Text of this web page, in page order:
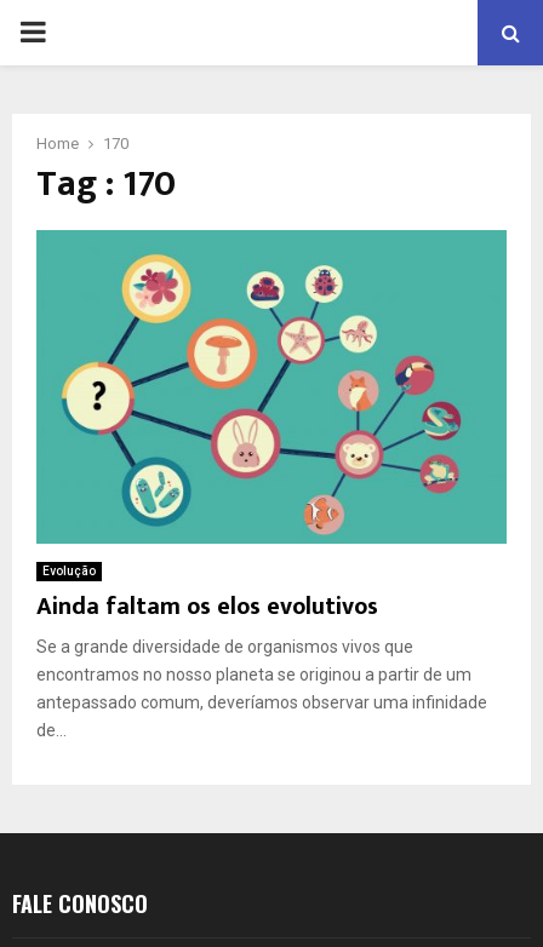
PRIMARY
Home 170
Tag : 170
Evolução
Ainda faltam os elos evolutivos
Se a grande diversidade de organismos vivos que
encontramos no nosso planeta se originou a partir de um
antepassado comum, deveríamos observar uma infinidade
de...
FALE CONOSCO